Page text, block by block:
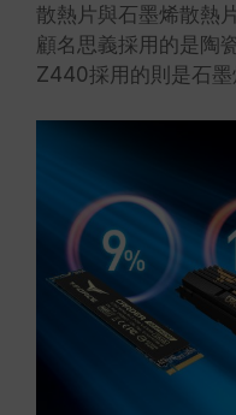
散熱片與石墨烯散熱
顧名思義採用的是陶
Z440採用的則是石墨